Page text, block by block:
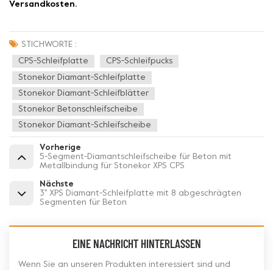
Versandkosten.
STICHWORTE :
CPS-Schleifplatte CPS-Schleifpucks
Stonekor Diamant-Schleifplatte
Stonekor Diamant-Schleifblätter
Stonekor Betonschleifscheibe
Stonekor Diamant-Schleifscheibe
Vorherige
5-Segment-Diamantschleifscheibe für Beton mit
Metallbindung für Stonekor XPS CPS
Nächste
3'' XPS Diamant-Schleifplatte mit 8 abgeschrägten
Segmenten für Beton
EINE NACHRICHT HINTERLASSEN
Wenn Sie an unseren Produkten interessiert sind und